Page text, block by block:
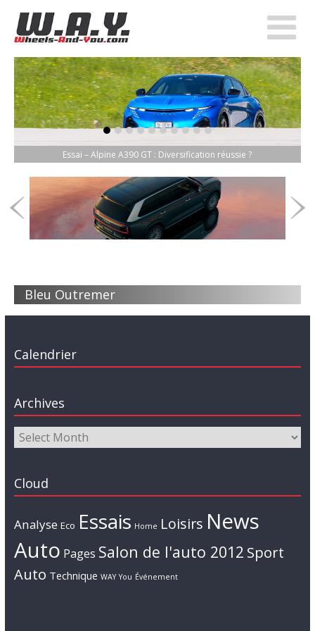
Essai – Alpine A390 GT : Diversification réussie ?
item-0
item-1
item-2
item-3
item-4
item-5
item-6
item-7
item-8
item-9
Bleu Outremer
Calendrier
Archives
Cloud
Analyse Eco Essais Home Loisirs News
Auto Pages Salon de l'auto 2012 Sport
Auto Technique WAY You Événement